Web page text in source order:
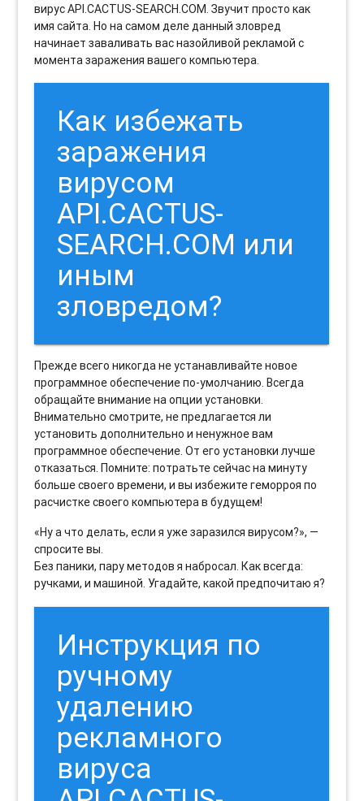
вирус API.CACTUS-SEARCH.COM. Звучит просто как
имя сайта. Но на самом деле данный зловред
начинает заваливать вас назойливой рекламой с
момента заражения вашего компьютера.
Как избежать
заражения
вирусом
API.CACTUS-
SEARCH.COM или
иным
зловредом?
Прежде всего никогда не устанавливайте новое
программное обеспечение по-умолчанию. Всегда
обращайте внимание на опции установки.
Внимательно смотрите, не предлагается ли
установить дополнительно и ненужное вам
программное обеспечение. От его установки лучше
отказаться. Помните: потратьте сейчас на минуту
больше своего времени, и вы избежите геморроя по
расчистке своего компьютера в будущем!
«Ну а что делать, если я уже заразился вирусом?», —
спросите вы.
Без паники, пару методов я набросал. Как всегда:
ручками, и машиной. Угадайте, какой предпочитаю я?
Инструкция по
ручному
удалению
рекламного
вируса